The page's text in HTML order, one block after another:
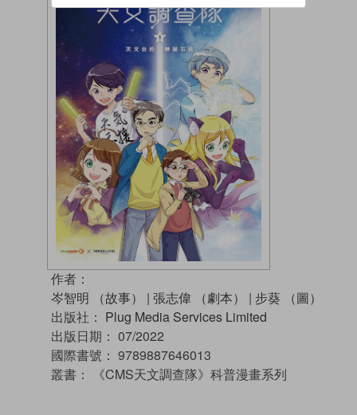
作者：
岑智明 （故事）
| 張志偉 （劇本） | 步葵 （圖）
出版社： Plug Media Services Limited
出版日期： 07/2022
國際書號： 9789887646013
叢書：
《CMS天文調查隊》科普漫畫系列